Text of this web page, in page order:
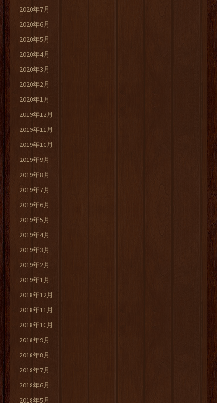
2020年7月
2020年6月
2020年5月
2020年4月
2020年3月
2020年2月
2020年1月
2019年12月
2019年11月
2019年10月
2019年9月
2019年8月
2019年7月
2019年6月
2019年5月
2019年4月
2019年3月
2019年2月
2019年1月
2018年12月
2018年11月
2018年10月
2018年9月
2018年8月
2018年7月
2018年6月
2018年5月